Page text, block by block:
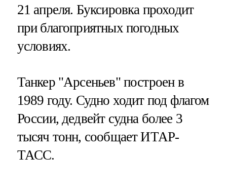
21 апреля. Буксировка проходит
при благоприятных погодных
условиях.
Танкер "Арсеньев" построен в
1989 году. Судно ходит под флагом
России, дедвейт судна более 3
тысяч тонн, сообщает ИТАР-
ТАСС.